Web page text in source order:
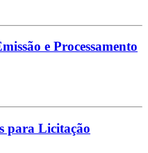
e Processamento
para Licitação